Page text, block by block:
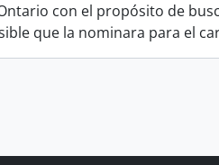
con el propósito de
que la nominara para el